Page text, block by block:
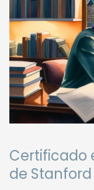
Certificado
de